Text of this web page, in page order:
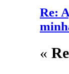
Re:
«